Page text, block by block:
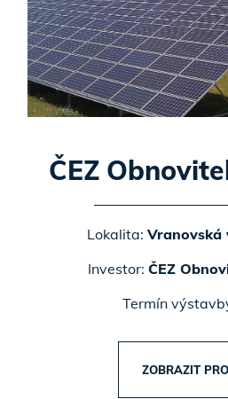
ČEZ
Lokalita: Vranovská
Investor: ČEZ
Termín
ZOBRAZIT